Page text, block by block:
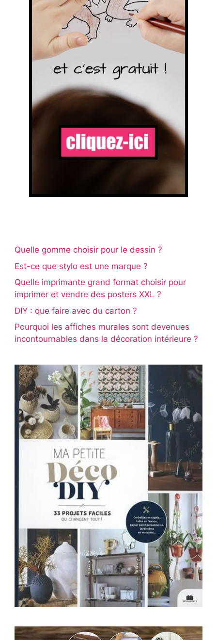
Quelle gomme choisir pour le dessin ?
Est-ce que stylo est une marque ?
Quelle imprimante grand format choisir pour
imprimer et vendre des posters XXL ?
DIY : que faire avec du carton ?
Pourquoi les affiches murales sont devenues
incontournables dans la décoration intérieure ?